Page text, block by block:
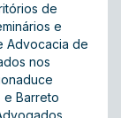
de
e
Advocacia de
nos
e Barreto